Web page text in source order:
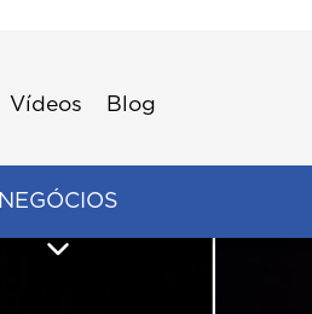
Vídeos Blog
NEGÓCIOS